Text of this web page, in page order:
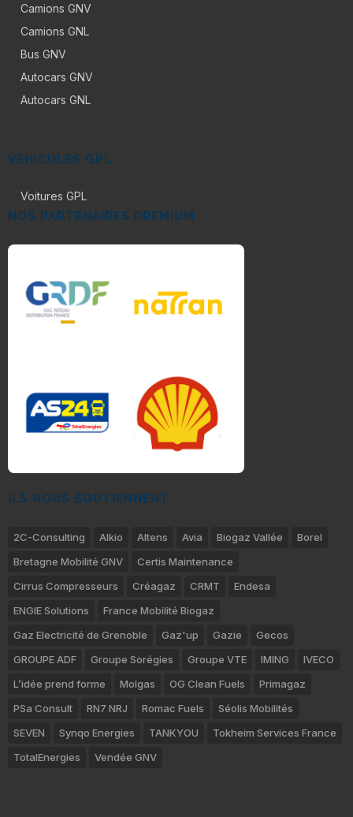
Camions GNV
Camions GNL
Bus GNV
Autocars GNV
Autocars GNL
VÉHICULES GPL
Voitures GPL
NOS PARTENAIRES PREMIUM
ILS NOUS SOUTIENNENT
2C-Consulting Alkio Altens Avia Biogaz Vallée
Borel
Bretagne Mobilité GNV
Certis Maintenance
Cirrus Compresseurs
Créagaz CRMT
Endesa
ENGIE Solutions
France Mobilité Biogaz
Gaz Electricité de Grenoble
Gaz'up Gazie
Gecos
GROUPE ADF
Groupe Sorégies Groupe VTE IMING
IVECO
L’idée prend forme
Molgas OG Clean Fuels
Primagaz
PSa Consult
RN7 NRJ Romac Fuels
Séolis Mobilités
SEVEN
Synqo Energies TANKYOU
Tokheim Services France
TotalEnergies
Vendée GNV